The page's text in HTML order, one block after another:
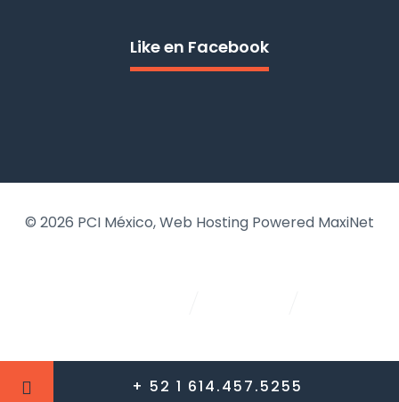
Like en Facebook
© 2026 PCI México, Web Hosting Powered MaxiNet
+ 52 1 614.457.5255